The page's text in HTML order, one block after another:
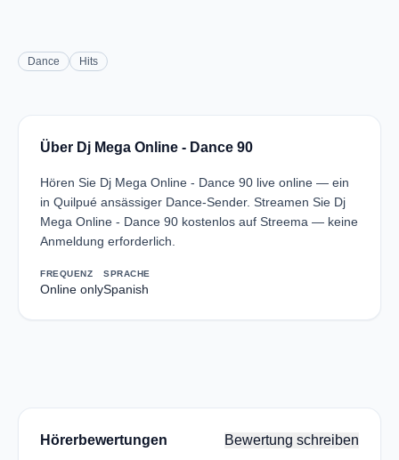
Dance Hits
Über Dj Mega Online - Dance 90
Hören Sie Dj Mega Online - Dance 90 live online — ein
in Quilpué ansässiger Dance-Sender. Streamen Sie Dj
Mega Online - Dance 90 kostenlos auf Streema — keine
Anmeldung erforderlich.
FREQUENZ
Online only
SPRACHE
Spanish
Hörerbewertungen Bewertung schreiben